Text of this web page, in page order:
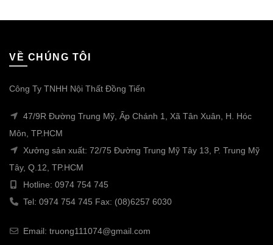
VỀ CHÚNG TÔI
Công Ty TNHH Nội Thất Đồng Tiến
47/9R Đường Trung Mỹ, Ấp Chánh 1, Xã Tân Xuân, H. Hóc
Môn, TP.HCM
Xưởng sản xuất: 72/75 Đường Trung Mỹ Tây 13, P. Trung Mỹ
Tây, Q.12, TP.HCM
Hotline: 0974 754 745
Tel: 0974 754 745 Fax: (08)6257 6030
Email: truong111074@gmail.com